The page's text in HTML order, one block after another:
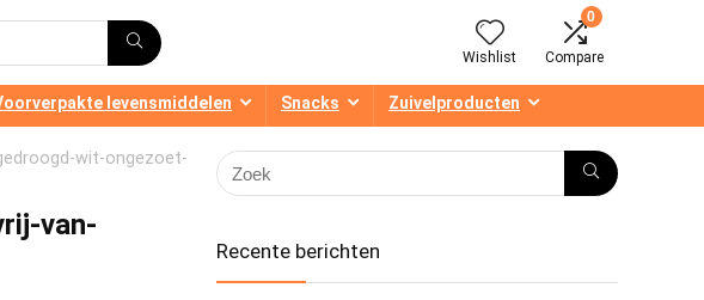
Wishlist
0
Compare
levensmiddelen Snacks Zuivelproducten
wit-ongezoet-
van-
Recente berichten